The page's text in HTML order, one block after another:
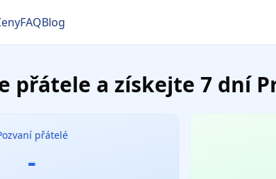
FAQBlog
přátele a získejte 7 dní
přátelé
-